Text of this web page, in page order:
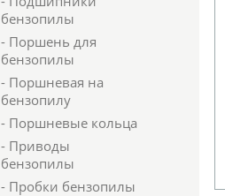
бензопилы
- Поршень для
бензопилы
- Поршневая на
бензопилу
- Поршневые кольца
- Приводы
бензопилы
- Пробки бензопилы